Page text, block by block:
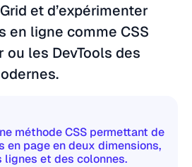
et d’expérimenter
en ligne comme CSS
ou les DevTools des
méthode CSS permettant de
en page en deux dimensions,
lignes et des colonnes.